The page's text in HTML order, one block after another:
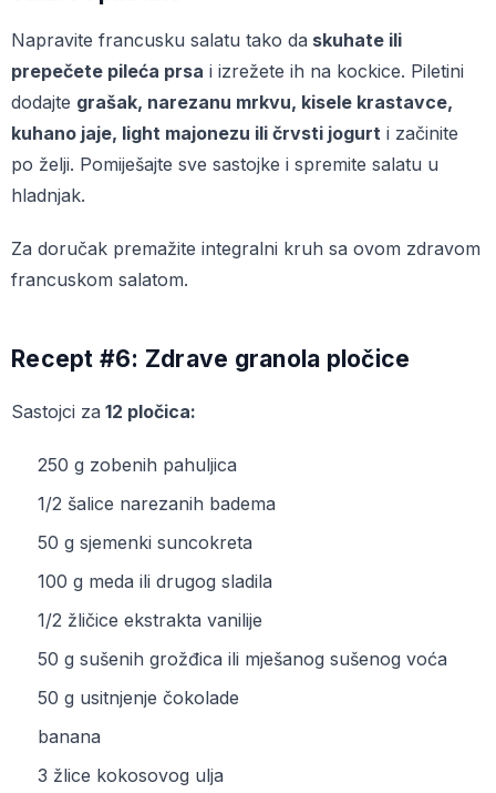
Napravite francusku salatu tako da skuhate ili
prepečete pileća prsa i izrežete ih na kockice. Piletini
dodajte grašak, narezanu mrkvu, kisele krastavce,
kuhano jaje, light majonezu ili črvsti jogurt i začinite
po želji. Pomiješajte sve sastojke i spremite salatu u
hladnjak.
Za doručak premažite integralni kruh sa ovom zdravom
francuskom salatom.
Recept #6: Zdrave granola pločice
Sastojci za 12 pločica:
250 g zobenih pahuljica
1/2 šalice narezanih badema
50 g sjemenki suncokreta
100 g meda ili drugog sladila
1/2 žličice ekstrakta vanilije
50 g sušenih grožđica ili mješanog sušenog voća
50 g usitnjenje čokolade
banana
3 žlice kokosovog ulja